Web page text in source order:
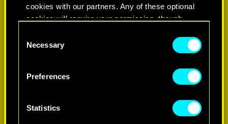
cookies with our partners. Any of these optional
cookies will require your permission, though.
You’ll find all the details regarding our use of
cookies and tweak your preferences regarding
Selection
Necessary
Preferences
Statistics